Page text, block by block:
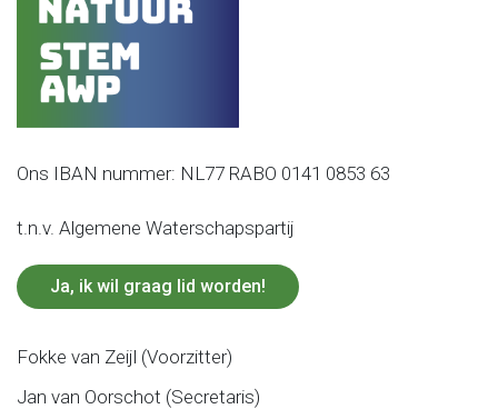
Ons IBAN nummer: NL77 RABO 0141 0853 63
t.n.v. Algemene Waterschapspartij
Ja, ik wil graag lid worden!
Fokke van Zeijl (Voorzitter)
Jan van Oorschot (Secretaris)